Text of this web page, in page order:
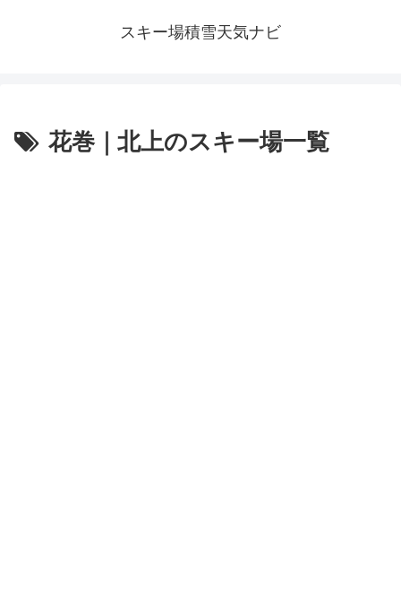
スキー場積雪天気ナビ
花巻｜北上のスキー場一覧